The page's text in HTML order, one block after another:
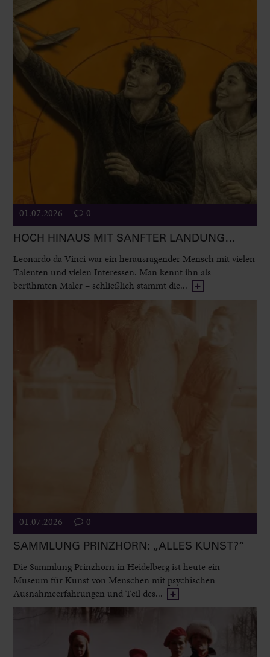
01.07.2026 0
HOCH HINAUS MIT SANFTER LANDUNG…
Leonardo da Vinci war ein herausragender Mensch mit vielen
Talenten und vielen Interessen. Man kennt ihn als
berühmten Maler – schließlich stammt die...
01.07.2026 0
SAMMLUNG PRINZHORN: „ALLES KUNST?“
Die Sammlung Prinzhorn in Heidelberg ist heute ein
Museum für Kunst von Menschen mit psychischen
Ausnahmeerfahrungen und Teil des...